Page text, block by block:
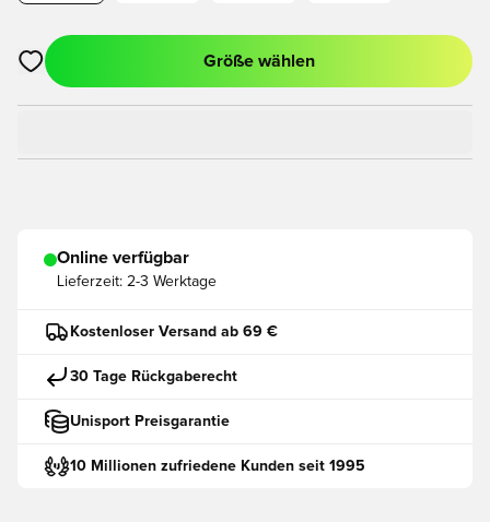
Öffnet ein neues Fenster zum Anmelden oder Registrieren
Größe wählen
Online verfügbar
Lieferzeit: 2-3 Werktage
Kostenloser Versand ab 69 €
30 Tage Rückgaberecht
Unisport Preisgarantie
10 Millionen zufriedene Kunden seit 1995